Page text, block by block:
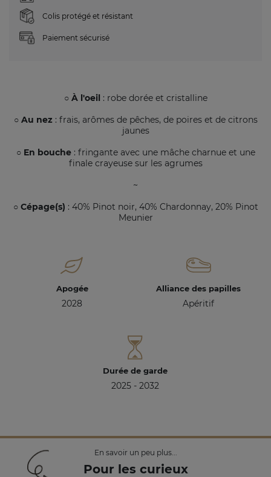
Colis protégé et résistant
Paiement sécurisé
○ À l'oeil : robe dorée et cristalline
○ Au nez : frais, arômes de pêches, de poires et de citrons
jaunes
○ En bouche: fringante avec une mâche charnue et une
finale crayeuse sur les agrumes
~
○ Cépage(s) : 40% Pinot noir, 40% Chardonnay, 20% Pinot
Meunier
Apogée
2028
Alliance des papilles
Apéritif
Durée de garde
2025 - 2032
En savoir un peu plus...
Pour les curieux